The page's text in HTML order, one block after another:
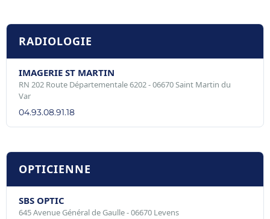
RADIOLOGIE
IMAGERIE ST MARTIN
RN 202 Route Départementale 6202 - 06670 Saint Martin du
Var
04.93.08.91.18
OPTICIENNE
SBS OPTIC
645 Avenue Général de Gaulle - 06670 Levens